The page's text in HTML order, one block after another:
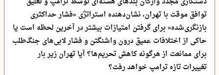
توافق موقت با تهران، نشان‌دهنده استراتژی «فشار حداکثری
بازنگری‌شده» برای گرفتن امتیازات بیشتر در آخرین لحظه است یا
حاکی از اختلافات عمیق درون واشنگتن و فشار لابی‌های جنگ‌طلب
برای ممانعت از هرگونه کاهش تحریم‌ها؟ آیا تهران زیر بار
تغییرات تازه ترامپ خواهد رفت؟